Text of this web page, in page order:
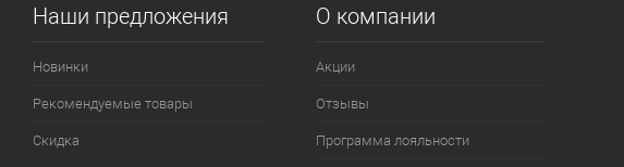
Наши предложения
Новинки
Рекомендуемые товары
Скидка
О компании
Акции
Отзывы
Программа лояльности